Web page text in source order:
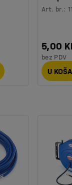
Art. br.:
5,00
bez PDV
U